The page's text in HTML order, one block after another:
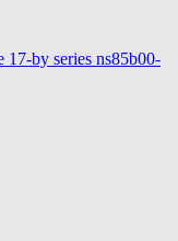
17-by series ns85b00-